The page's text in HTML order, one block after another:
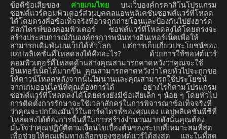
ข้อดีข้อเสียของ
ค่ายเกมไทย
บนเว็บองค์กรคาสิโนโปรแกรม
ซอฟต์แวร์คอมพิวเตอร์ส่วนบุคคลแอพพลิเคชั่นซอฟต์แวร์ที่โหลด
ได้โดยตรงคือข้อเท็จจริงที่อาจถูกถ่ายโอนและป้องกันไปยังฮาร์ด
ดิสก์ไดรฟ์ของคอมพิวเตอร์
ซอฟต์แวร์ที่โหลดลงได้โดยตรงจะ
สร้างประสบการณ์กับองค์กรการพนันทางอินเทอร์เน็ตเพื่อให้
สามารถเดิมพันบนเว็บได้ทั่วโลก
แต่การเก็บเกี่ยวประโยชน์ของ
แอปพลิเคชั่นที่โหลดลงได้คืออะไร? ด้วยการใช้ซอฟต์แวร์
คอมพิวเตอร์ที่โหลดด้านล่างคุณสามารถคาดหวังว่าคุณจะใช้
อินเทอร์เน็ตได้มากขึ้น คุณสามารถคาดหวังว่าโดยทั่วไปจะถูกขอ
ให้ดาวน์โหลดหลังจากนั้นไม่นานและคุณสามารถใช้ประโยชน์
จากเกมออนไลน์ที่คุณต้องการได้
อย่างไรก็ตามโปรแกรม
ซอฟต์แวร์ที่โหลดลงได้โดยตรงยังมีข้อเสียเล็ก ๆ น้อย ๆ โดยทั่วไป
การติดตั้งการรักษาจะใช้เวลาสักครู่ในการพิจารณาข้อเท็จจริงที่
ว่าคุณจะปกป้องมันไว้ในฮาร์ดไดรฟ์ของคุณเอง แอปพลิเคชันพีซีที่
โหลดลงได้ต้องการพื้นที่ในการสร้างจำนวนมากดังนั้นคุณต้อง
มั่นใจว่าคุณปฏิบัติตามเงื่อนไขเบื้องต้นของระบบที่เหมาะสมที่สุด
เพื่อช่วยให้คุณเพิ่มทางเลือกของซอฟต์แวร์ได้สูงสุด
และในที่สุด